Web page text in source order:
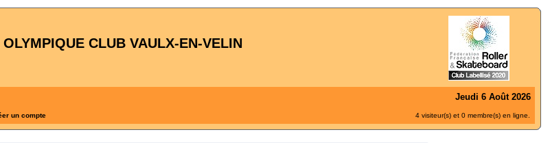
CLUB VAULX-EN-VELIN
Jeudi 6 Août 2026
un compte 4 visiteur(s) et 0 membre(s) en ligne.